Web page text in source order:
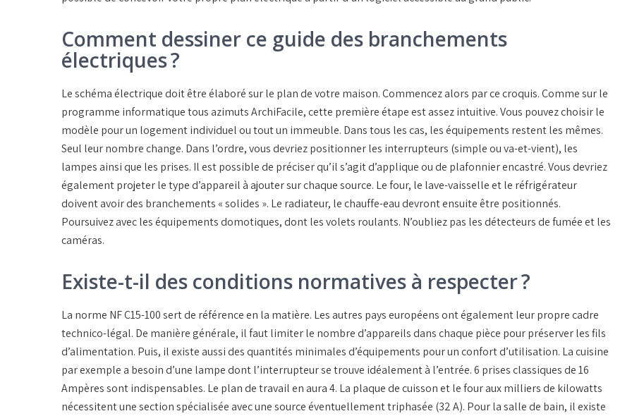
Comment dessiner ce guide des branchements
électriques ?
Le schéma électrique doit être élaboré sur le plan de votre maison. Commencez alors par ce croquis. Comme sur le
programme informatique tous azimuts ArchiFacile, cette première étape est assez intuitive. Vous pouvez choisir le
modèle pour un logement individuel ou tout un immeuble. Dans tous les cas, les équipements restent les mêmes.
Seul leur nombre change. Dans l’ordre, vous devriez positionner les interrupteurs (simple ou va-et-vient), les
lampes ainsi que les prises. Il est possible de préciser qu’il s’agit d’applique ou de plafonnier encastré. Vous devriez
également projeter le type d’appareil à ajouter sur chaque source. Le four, le lave-vaisselle et le réfrigérateur
doivent avoir des branchements « solides ». Le radiateur, le chauffe-eau devront ensuite être positionnés.
Poursuivez avec les équipements domotiques, dont les volets roulants. N’oubliez pas les détecteurs de fumée et les
caméras.
Existe-t-il des conditions normatives à respecter ?
La norme NF C15-100 sert de référence en la matière. Les autres pays européens ont également leur propre cadre
technico-légal. De manière générale, il faut limiter le nombre d’appareils dans chaque pièce pour préserver les fils
d’alimentation. Puis, il existe aussi des quantités minimales d’équipements pour un confort d’utilisation. La cuisine
par exemple a besoin d’une lampe dont l’interrupteur se trouve idéalement à l’entrée. 6 prises classiques de 16
Ampères sont indispensables. Le plan de travail en aura 4. La plaque de cuisson et le four aux milliers de kilowatts
nécessitent une section spécialisée avec une source éventuellement triphasée (32 A). Pour la salle de bain, il existe